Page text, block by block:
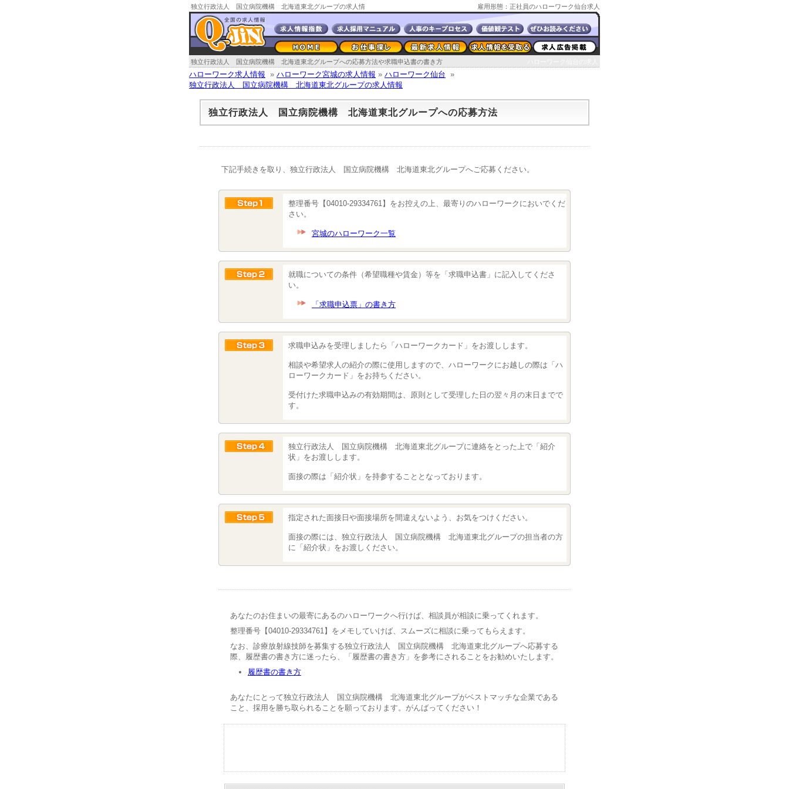
独立行政法人 国立病院機構 北海道東北グループの求人情
報への応募方法
雇用形態：正社員のハローワーク仙台求人
独立行政法人 国立病院機構 北海道東北グループへの応募方法や求職申込書の書き方
ハローワーク求人情報 » ハローワーク宮城の求人情報 » ハローワーク仙台 »
独立行政法人 国立病院機構 北海道東北グループの求人情報
独立行政法人 国立病院機構 北海道東北グループへの応募方法
下記手続きを取り、独立行政法人 国立病院機構 北海道東北グループへご応募ください。
整理番号【04010-29334761】をお控えの上、最寄りのハローワークにおいでくだ
さい。
宮城のハローワーク一覧
就職についての条件（希望職種や賃金）等を「求職申込書」に記入してくださ
い。
「求職申込票」の書き方
求職申込みを受理しましたら「ハローワークカード」をお渡しします。
相談や希望求人の紹介の際に使用しますので、ハローワークにお越しの際は「ハ
ローワークカード」をお持ちください。
受付けた求職申込みの有効期間は、原則として受理した日の翌々月の末日までで
す。
独立行政法人 国立病院機構 北海道東北グループに連絡をとった上で「紹介
状」をお渡しします。
面接の際は「紹介状」を持参することとなっております。
指定された面接日や面接場所を間違えないよう、お気をつけください。
面接の際には、独立行政法人 国立病院機構 北海道東北グループの担当者の方
に「紹介状」をお渡しください。
あなたのお住まいの最寄にあるのハローワークへ行けば、相談員が相談に乗ってくれます。
整理番号【04010-29334761】をメモしていけば、スムーズに相談に乗ってもらえます。
なお、診療放射線技師を募集する独立行政法人 国立病院機構 北海道東北グループへ応募する
際、履歴書の書き方に迷ったら、「履歴書の書き方」を参考にされることをお勧めいたします。
履歴書の書き方
あなたにとって独立行政法人 国立病院機構 北海道東北グループがベストマッチな企業である
こと、採用を勝ち取られることを願っております。がんばってください！